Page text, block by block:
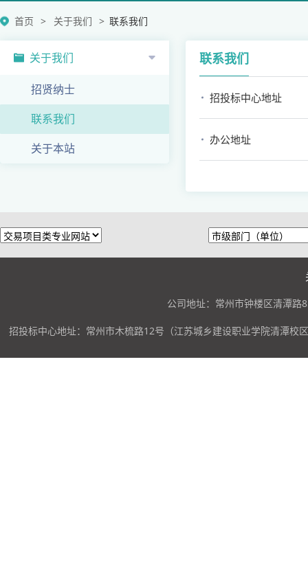
首页 关于我们 联系我们
关于我们
招贤纳士
联系我们
关于本站
联系我们
招投标中心地址
办公地址
公司地址：常州市钟楼区清潭路
招投标中心地址：常州市木梳路12号（江苏城乡建设职业学院清潭校